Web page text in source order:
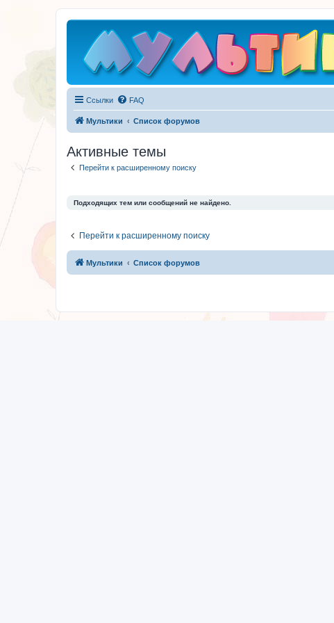
Ссылки FAQ
Мультики Список форумов
Активные темы
Перейти к расширенному поиску
Подходящих тем или сообщений не найдено.
Перейти к расширенному поиску
Мультики Список форумов